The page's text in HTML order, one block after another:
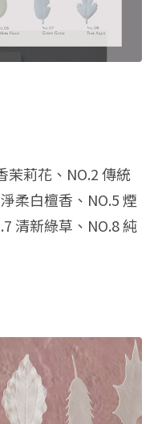
茉莉花、NO.2 傳統
柔白檀香、NO.5 煙
清新綠草、NO.8 純